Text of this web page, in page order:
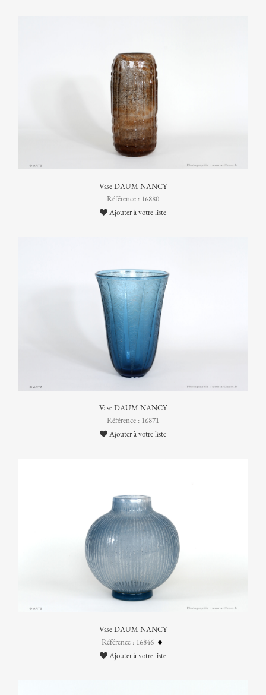
Vase DAUM NANCY
Référence : 16880
Ajouter à votre liste
Vase DAUM NANCY
Référence : 16871
Ajouter à votre liste
Vase DAUM NANCY
Référence : 16846
Ajouter à votre liste